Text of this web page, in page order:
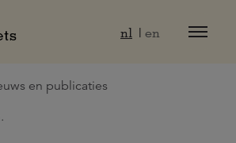
nl en
en publicaties